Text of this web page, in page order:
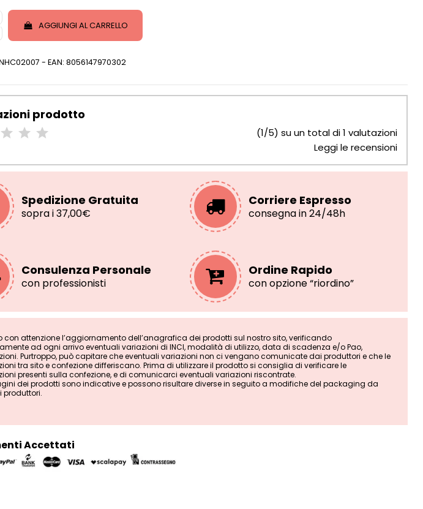
AGGIUNGI AL CARRELLO
- EAN: 8056147970302
prodotto
(1/5) su un total di 1 valutazioni
Leggi le recensioni
Spedizione Gratuita
sopra i 37,00€
Corriere Espresso
consegna in 24/48h
Consulenza Personale
con professionisti
Ordine Rapido
con opzione “riordino”
con attenzione l’aggiornamento dell’anagrafica dei prodotti sul nostro sito, verificando
ad ogni arrivo eventuali variazioni di INCI, modalità di utilizzo, data di scadenza e/o Pao,
Purtroppo, può capitare che eventuali variazioni non ci vengano comunicate dai produttori e che le
tra sito e confezione differiscano. Prima di utilizzare il prodotto si consiglia di verificare le
presenti sulla confezione, e di comunicarci eventuali variazioni riscontrate.
dei prodotti sono indicative e possono risultare diverse in seguito a modifiche del packaging da
produttori.
Accettati